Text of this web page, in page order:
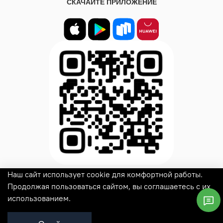
СКАЧАЙТЕ ПРИЛОЖЕНИЕ
© 2025 Все права защищены
Наш сайт использует cookie для комфортной работы.
Продолжая пользоваться сайтом, вы соглашаетесь с их
использованием.